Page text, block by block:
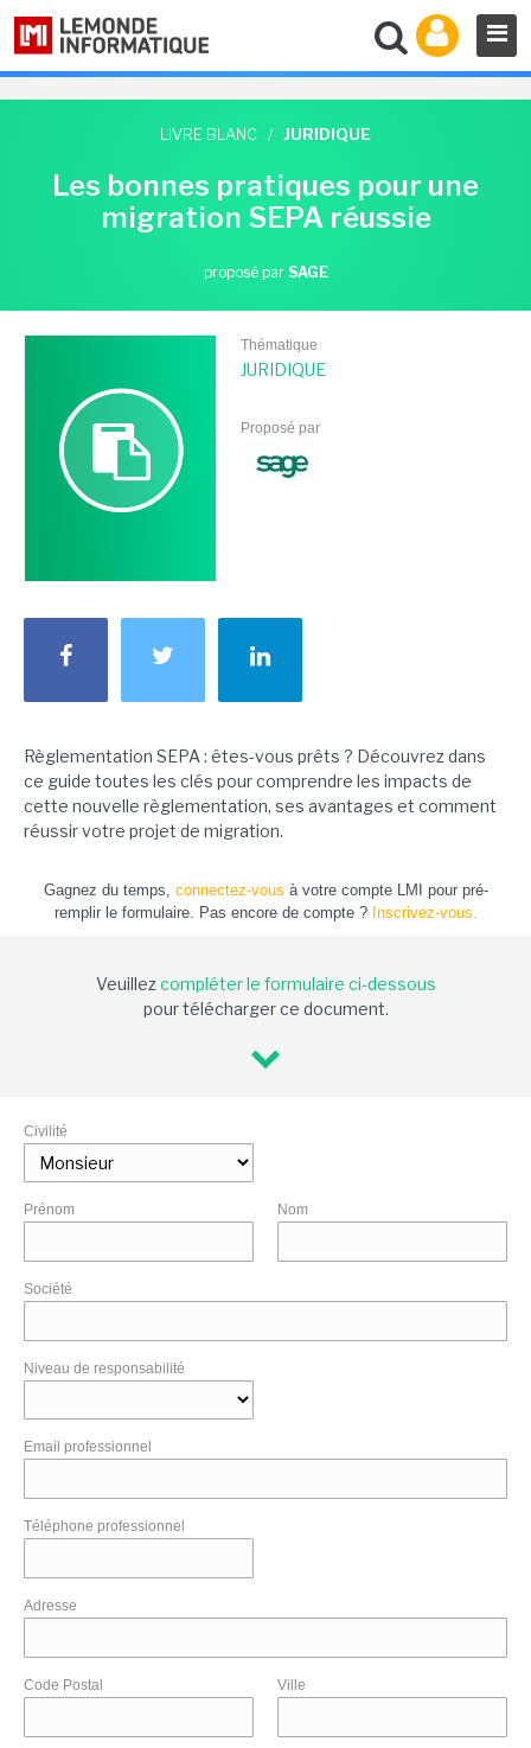
LIVRE BLANC / JURIDIQUE
Les bonnes pratiques pour une
migration SEPA réussie
proposé par SAGE
Thématique
JURIDIQUE
Proposé par
Règlementation SEPA : êtes-vous prêts ? Découvrez dans
ce guide toutes les clés pour comprendre les impacts de
cette nouvelle règlementation, ses avantages et comment
réussir votre projet de migration.
Gagnez du temps, connectez-vous à votre compte LMI pour pré-
remplir le formulaire. Pas encore de compte ? Inscrivez-vous.
Veuillezcompléter le formulaire ci-dessous
pour télécharger ce document.
Civilité
Prénom Nom
Société
Niveau de responsabilité
Email professionnel
Téléphone professionnel
Adresse
Code Postal Ville